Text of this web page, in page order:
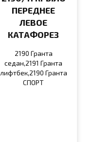
ПЕРЕДНЕЕ
ЛЕВОЕ
КАТАФОРЕЗ
2190 Гранта
седан,2191 Гранта
лифтбек,2190 Гранта
СПОРТ